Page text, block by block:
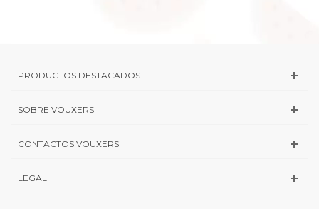
PRODUCTOS DESTACADOS
SOBRE VOUXERS
CONTACTOS VOUXERS
LEGAL